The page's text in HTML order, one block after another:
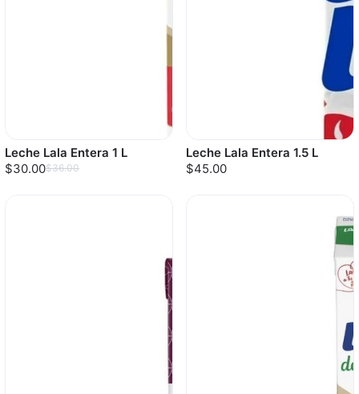
Leche Lala Entera 1 L
$30.00$36.00
Leche Lala Entera 1.5 L
$45.00